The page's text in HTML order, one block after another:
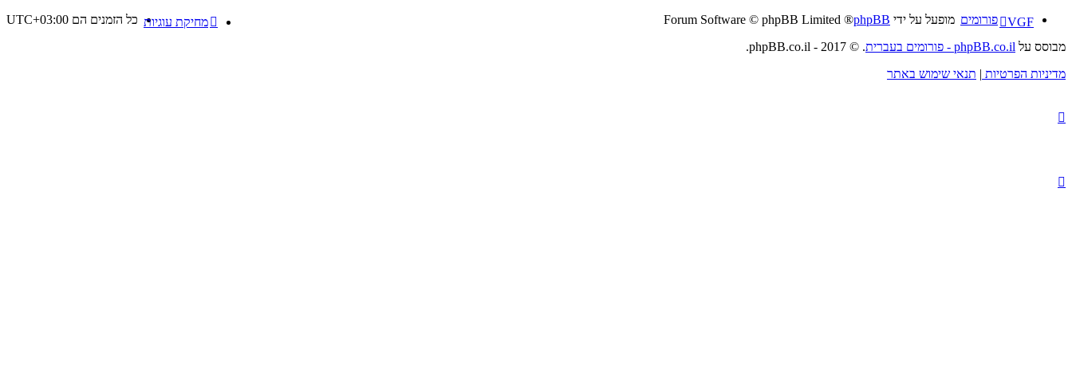
VGF פורומים כל הזמנים הם UTC+03:00 מחיקת עוגיות מופעל על ידי phpBB
® Forum Software © phpBB Limited
מבוסס על phpBB.co.il - פורומים בעברית
. © 2017 - phpBB.co.il.
מדיניות הפרטיות | תנאי שימוש באתר